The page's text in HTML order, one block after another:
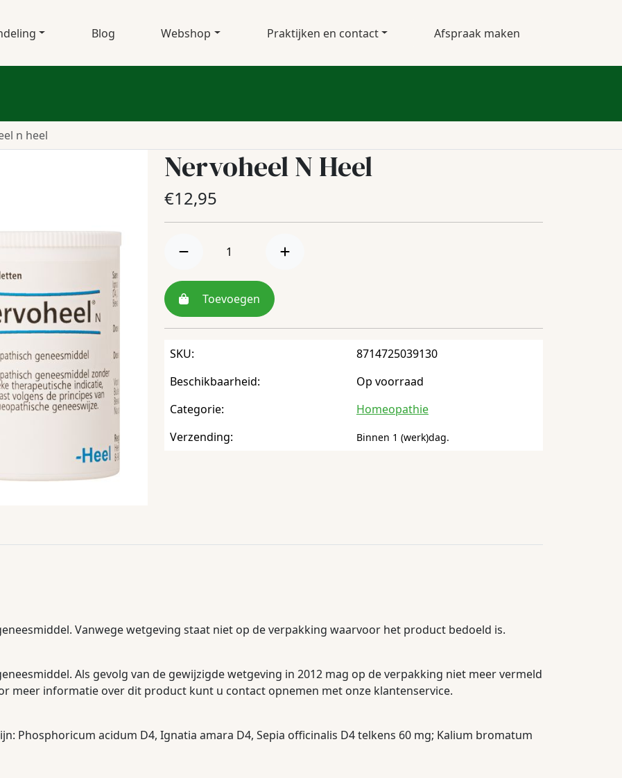
Blog Webshop Praktijken en contact Afspraak maken
n heel
Nervoheel N Heel
€12,95
Toevoegen
SKU:
8714725039130
Beschikbaarheid:
Op voorraad
Categorie:
Homeopathie
Verzending:
Binnen 1 (werk)dag.
Vanwege wetgeving staat niet op de verpakking waarvoor het product bedoeld is.
Als gevolg van de gewijzigde wetgeving in 2012 mag op de verpakking niet meer vermeld
meer informatie over dit product kunt u contact opnemen met onze klantenservice.
Phosphoricum acidum D4, Ignatia amara D4, Sepia officinalis D4 telkens 60 mg; Kalium bromatum